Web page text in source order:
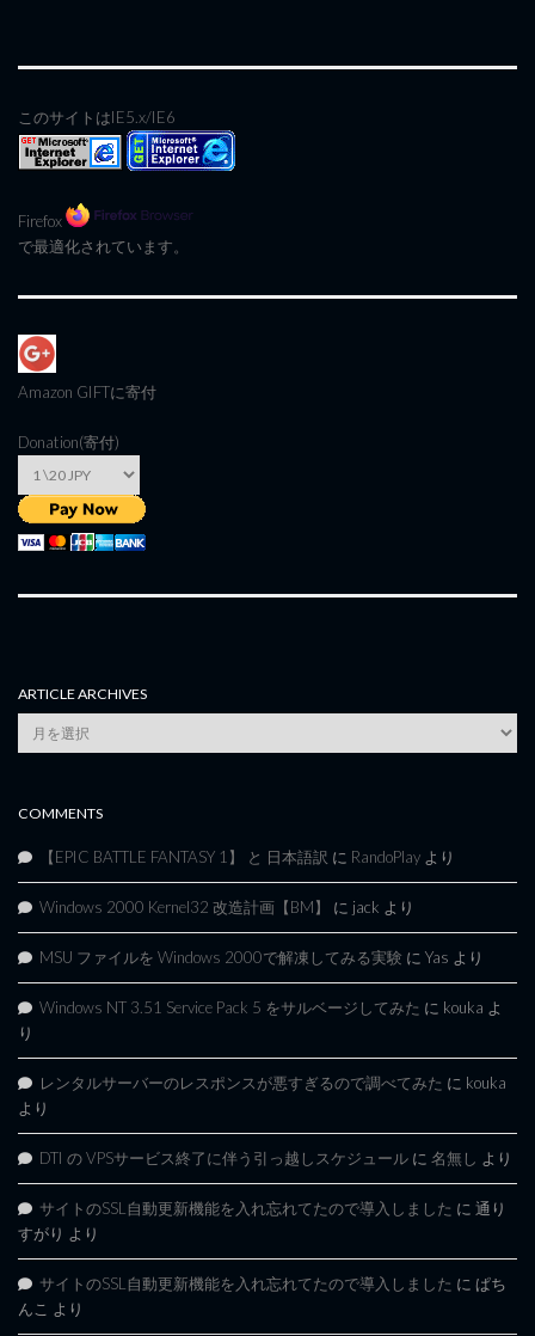
このサイトはIE5.x/IE6
Firefox
で最適化されています。
Amazon GIFTに寄付
Donation(寄付)
ARTICLE ARCHIVES
Article
Archives
COMMENTS
【EPIC BATTLE FANTASY 1】 と 日本語訳 に RandoPlay より
Windows 2000 Kernel32 改造計画【BM】 に jack より
MSU ファイルを Windows 2000で解凍してみる実験 に Yas より
Windows NT 3.51 Service Pack 5 をサルベージしてみた に kouka よ
り
レンタルサーバーのレスポンスが悪すぎるので調べてみた に kouka
より
DTI の VPSサービス終了に伴う引っ越しスケジュール に 名無し より
サイトのSSL自動更新機能を入れ忘れてたので導入しました に 通り
すがり より
サイトのSSL自動更新機能を入れ忘れてたので導入しました に ぱち
んこ より